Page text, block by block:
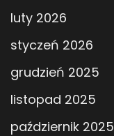
luty 2026
styczeń 2026
grudzień 2025
listopad 2025
październik 2025